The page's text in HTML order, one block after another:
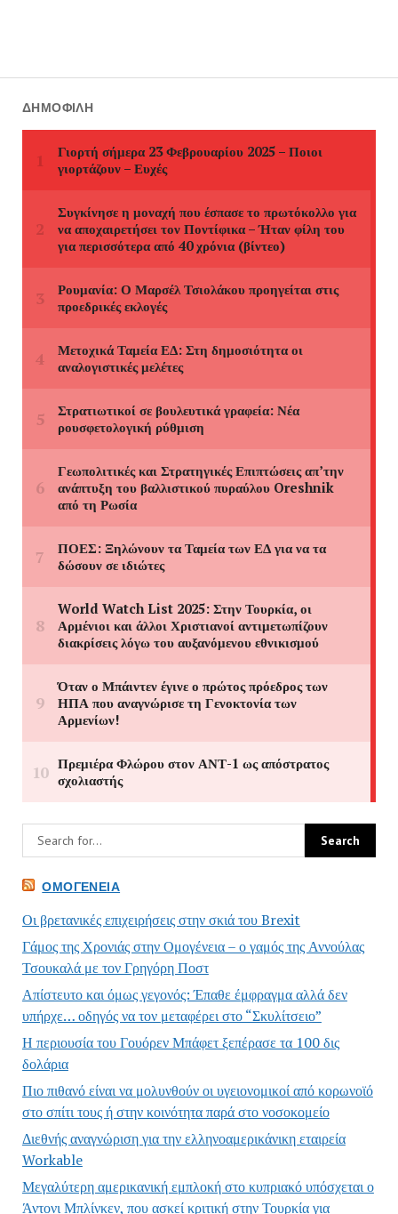
ΔΗΜΟΦΙΛΉ
ΟΜΟΓΈΝΕΙΑ
Οι βρετανικές επιχειρήσεις στην σκιά του Brexit
Γάμος της Χρονιάς στην Ομογένεια – ο γαμός της Αννούλας
Τσουκαλά με τον Γρηγόρη Ποστ
Απίστευτο και όμως γεγονός: Έπαθε έμφραγμα αλλά δεν
υπήρχε… οδηγός να τον μεταφέρει στο “Σκυλίτσειο”
Η περιουσία του Γουόρεν Μπάφετ ξεπέρασε τα 100 δις
δολάρια
Πιο πιθανό είναι να μολυνθούν οι υγειονομικοί από κορωνοϊό
στο σπίτι τους ή στην κοινότητα παρά στο νοσοκομείο
Διεθνής αναγνώριση για την ελληνοαμερικάνικη εταιρεία
Workable
Μεγαλύτερη αμερικανική εμπλοκή στο κυπριακό υπόσχεται ο
Άντονι Μπλίνκεν, που ασκεί κριτική στην Τουρκία για